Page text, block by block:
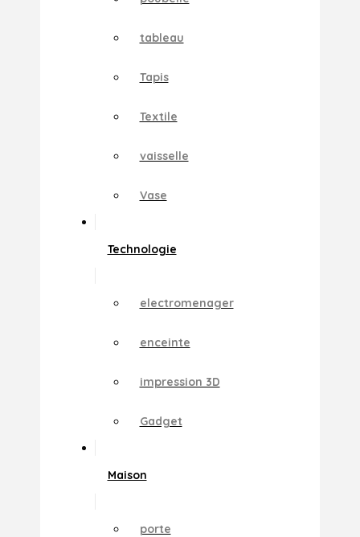
tableau
Tapis
Textile
vaisselle
Vase
Technologie
electromenager
enceinte
impression 3D
Gadget
Maison
porte